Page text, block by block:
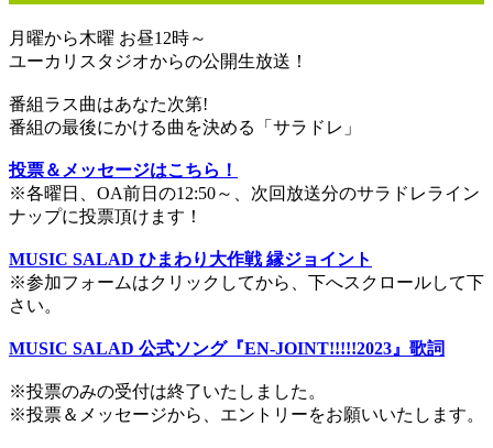
月曜から木曜 お昼12時～
ユーカリスタジオからの公開生放送！
番組ラス曲はあなた次第!
番組の最後にかける曲を決める「サラドレ」
投票＆メッセージはこちら！
※各曜日、OA前日の12:50～、次回放送分のサラドレライン
ナップに投票頂けます！
MUSIC SALAD ひまわり大作戦 縁ジョイント
※参加フォームはクリックしてから、下へスクロールして下
さい。
MUSIC SALAD 公式ソング『EN-JOINT!!!!!2023』歌詞
※投票のみの受付は終了いたしました。
※投票＆メッセージから、エントリーをお願いいたします。